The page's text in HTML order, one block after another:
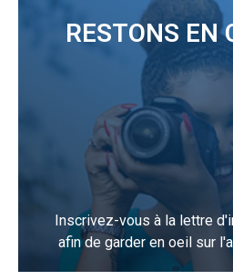
RESTONS EN
Inscrivez-vous à la lettre
afin de garder en oeil sur